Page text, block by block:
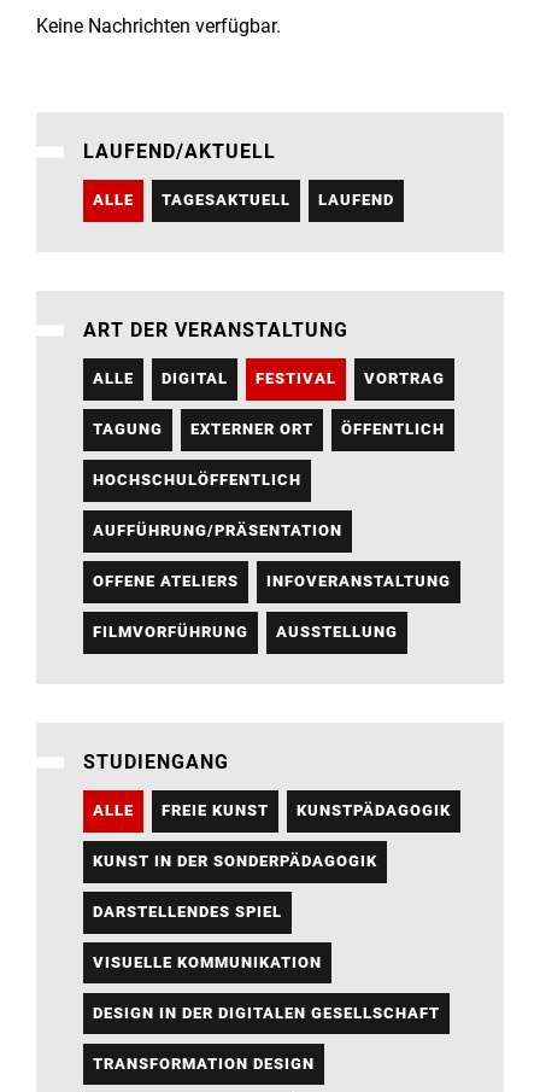
Institute
Infrastruktur
meinstudium
Keine Nachrichten verfügbar.
LAUFEND/AKTUELL
ALLE TAGESAKTUELL LAUFEND
ART DER VERANSTALTUNG
ALLE DIGITAL FESTIVAL VORTRAG
TAGUNG EXTERNER ORT ÖFFENTLICH
HOCHSCHULÖFFENTLICH
AUFFÜHRUNG/PRÄSENTATION
OFFENE ATELIERS INFOVERANSTALTUNG
FILMVORFÜHRUNG AUSSTELLUNG
STUDIENGANG
ALLE FREIE KUNST KUNSTPÄDAGOGIK
KUNST IN DER SONDERPÄDAGOGIK
DARSTELLENDES SPIEL
VISUELLE KOMMUNIKATION
DESIGN IN DER DIGITALEN GESELLSCHAFT
TRANSFORMATION DESIGN